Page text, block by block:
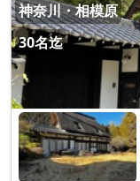
神奈川・相模原
30名迄